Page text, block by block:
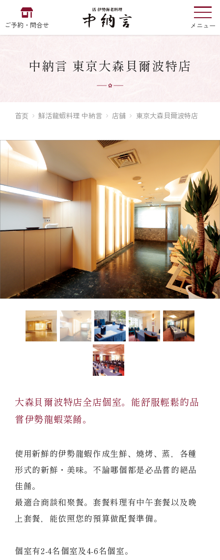
ご予約・問合せ メニュー
中納言のお食い初め
中納言の伊勢海老
用途・シーン
ご結婚式 1.5次会・
レストラン
オンライン通販
(造り/焼物/蒸し/ボイル伊勢海老)
(ごちそう重/誕生日重/還暦重/お食い初め重)
(生おせち/おせち冷凍)
(中納言/鉄板焼ひかり)
弁当宅配・仕出し
企業情報 ご意見・お問合せ
中納言 東京大森貝爾波特店
首页 鮮活龍蝦料理 中納言 店舗 東京大森貝爾波特店
大森貝爾波特店全店個室。能舒服輕鬆的品
嘗伊勢龍蝦菜餚。
使用新鮮的伊勢龍蝦作成生鮮、燒烤、蒸，各種
形式的新鮮・美味。不論哪個都是必品嘗的絕品
佳餚。
最適合商談和聚餐。套餐料理有中午套餐以及晚
上套餐，能依照您的預算做配餐準備。
個室有2-4名個室及4-6名個室。